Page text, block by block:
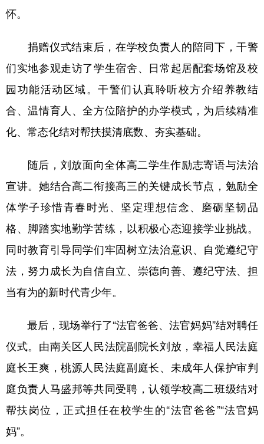
地方频道
北京 天津 河北 山西
辽宁 吉林 上海
浙江 安徽 福建 江西
山东 河南 湖北 湖南
广东 广西 海南 重庆
四川 贵州 云南 西藏
陕西 甘肃 青海 宁夏
多语种频道
English Español Français عربى
Deutsch Português
怀。
捐赠仪式结束后，在学校负责人的陪同下，干警
们实地参观走访了学生宿舍、日常起居配套场馆及校
园功能活动区域。干警们认真聆听校方介绍养教结
合、温情育人、全方位陪护的办学模式，为后续精准
化、常态化结对帮扶摸清底数、夯实基础。
随后，刘放面向全体高二学生作励志寄语与法治
宣讲。她结合高二衔接高三的关键成长节点，勉励全
体学子珍惜青春时光、坚定理想信念、磨砺坚韧品
格、脚踏实地勤学苦练，以积极心态迎接学业挑战。
同时教育引导同学们牢固树立法治意识、自觉遵纪守
法，努力成长为自信自立、崇德向善、遵纪守法、担
当有为的新时代青少年。
最后，现场举行了“法官爸爸、法官妈妈”结对聘任
仪式。由南关区人民法院副院长刘放，幸福人民法庭
庭长王爽，桃源人民法庭副庭长、未成年人保护审判
庭负责人马盛邦等共同受聘，认领学校高二班级结对
帮扶岗位，正式担任在校学生的“法官爸爸”“法官妈
妈”。